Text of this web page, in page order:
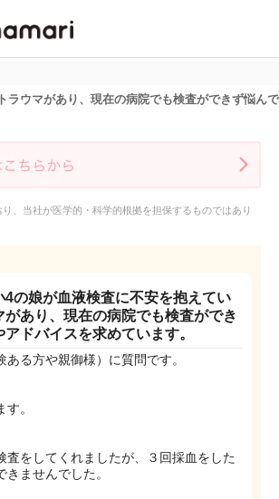
イト
ウマがあり、現在の病院でも検査ができず悩ん
、当社が医学的・科学的根拠を担保するものではあり
の娘が血液検査に不安を抱えてい
あり、現在の病院でも検査ができ
ドバイスを求めています。
る方や親御様）に質問です。
。
査をしてくれましたが、３回採血をした
ませんでした。